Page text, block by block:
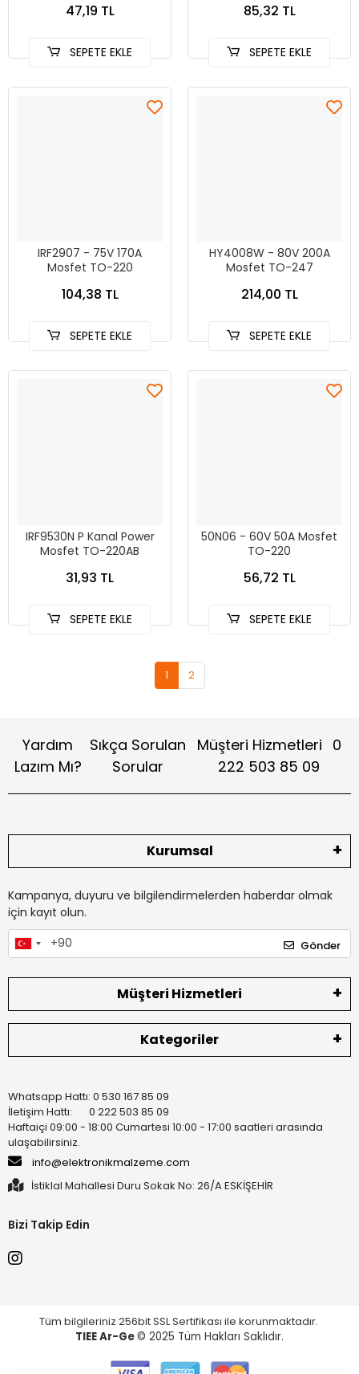
47,19 TL
SEPETE EKLE
85,32 TL
SEPETE EKLE
IRF2907 - 75V 170A
Mosfet TO-220
104,38 TL
SEPETE EKLE
HY4008W - 80V 200A
Mosfet TO-247
214,00 TL
SEPETE EKLE
IRF9530N P Kanal Power
Mosfet TO-220AB
31,93 TL
SEPETE EKLE
50N06 - 60V 50A Mosfet
TO-220
56,72 TL
SEPETE EKLE
1 2
Yardım
Lazım Mı?
Sıkça Sorulan
Sorular
Müşteri Hizmetleri 0
222 503 85 09
Kurumsal
Kampanya, duyuru ve bilgilendirmelerden haberdar olmak
için kayıt olun.
Gönder
Müşteri Hizmetleri
Kategoriler
Whatsapp Hattı: 0 530 167 85 09
İletişim Hattı: 0 222 503 85 09
Haftaiçi 09:00 - 18:00 Cumartesi 10:00 - 17:00 saatleri arasında
ulaşabilirsiniz.
info@elektronikmalzeme.com
İstiklal Mahallesi Duru Sokak No: 26/A ESKİŞEHİR
Bizi Takip Edin
Tüm bilgileriniz 256bit SSL Sertifikası ile korunmaktadır.
TIEE Ar-Ge© 2025 Tüm Hakları Saklıdır.